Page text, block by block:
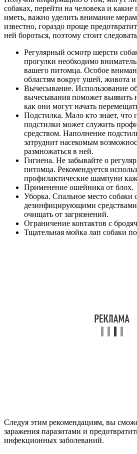
собаках, перейти на человека и какие
иметь, важно уделить внимание
известно, гораздо проще
ней бороться, поэтому стоит
Регулярный осмотр шерсти
прогулки необходимо
вашего питомца. Особое
областям вокруг ушей, живота и
Вычесывание. Использование
вычесывания поможет выявить
как они могут начать
Подстилка. Мало кто знает,
подстилки может служить
средством. Наполнение
затруднит насекомым
размножаться в ней.
Гигиена. Не забывайте о
питомца. Рекомендуется
профилактические шампуни
Применение ошейника от блох.
Уборка. Спальное место собаки
дезинфицирующими
очищать от загрязнений.
Ограничение контактов с
Тщательная мойка лап собаки
Следуя этим рекомендациям, вы
заражения паразитами и
инфекционных заболеваний.